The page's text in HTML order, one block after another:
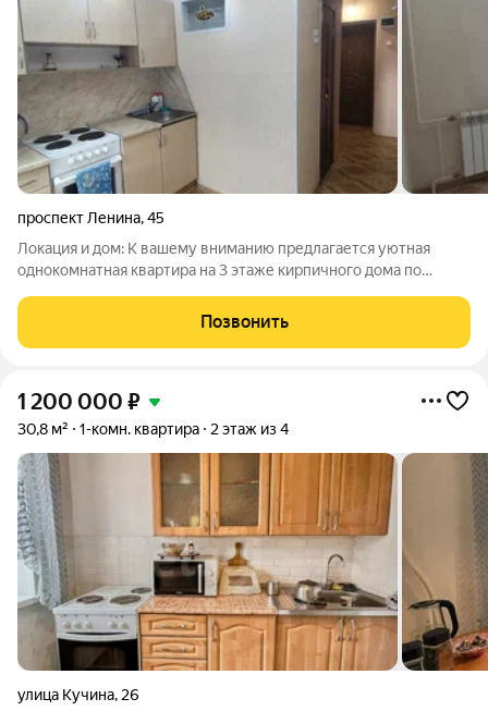
проспект Ленина,45
Локация и дом: К вашему вниманию предлагается уютная
однокомнатная квартира на 3 этаже кирпичного дома по
второй от первой линии дороги (тихо, но близко к основным
улицам). Удобный заезд, уютный
Позвонить
1 200 000 ₽
30,8 м² 1-комн. квартира 2 этаж из 4
улица Кучина, 26